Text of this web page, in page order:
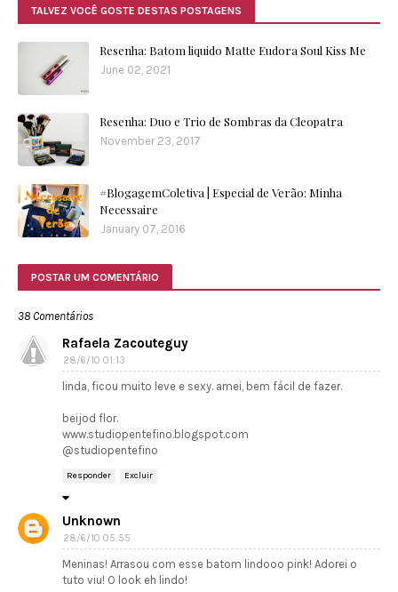
TALVEZ VOCÊ GOSTE DESTAS POSTAGENS
Resenha: Batom liquido Matte Eudora Soul Kiss Me
June 02, 2021
Resenha: Duo e Trio de Sombras da Cleopatra
November 23, 2017
#BlogagemColetiva | Especial de Verão: Minha
Necessaire
January 07, 2016
POSTAR UM COMENTÁRIO
38 Comentários
Rafaela Zacouteguy
28/6/10 01:13
linda, ficou muito leve e sexy. amei, bem fácil de fazer.
beijod flor.
www.studiopentefino.blogspot.com
@studiopentefino
Responder Excluir
Unknown
28/6/10 05:55
Meninas! Arrasou com esse batom lindooo pink! Adorei o
tuto viu! O look eh lindo!